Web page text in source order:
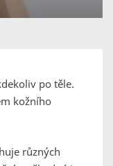
po těle.
kožního
různých